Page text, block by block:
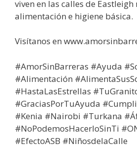
viven en las calles de Eastleigh
alimentación e higiene básica.
Visítanos en
#AmorSinBarreras​​ #Ayuda​​
#Alimentación​​
#HastaLasEstrellas​​
#GraciasPorTuAyuda​​
#Kenia​​ #Nairobi​​ #Turkana​​
#NoPodemosHacerloSinTi​​
#EfectoASB​​ #NiñosdelaCalle